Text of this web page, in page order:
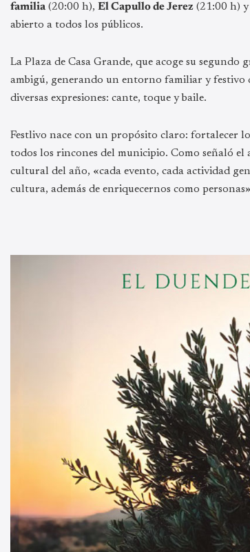
familia (20:00 h), El Capullo de Jerez (21:00 h) y
abierto a todos los públicos.
La Plaza de Casa Grande, que acoge su
ambigú, generando un entorno familiar y festivo
diversas expresiones: cante, toque y baile.
Festlivo nace con un propósito claro: fortalecer
todos los rincones del municipio. Como señaló el
cultural del año, «cada evento, cada actividad
cultura, además de enriquecernos como